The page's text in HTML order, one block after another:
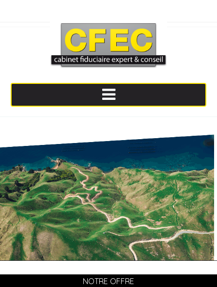
NOTRE OFFRE